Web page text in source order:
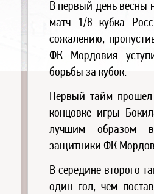
В первый день весны
матч 1/8 кубка
сожалению,
ФК Мордовия
борьбы за кубок.
Первый тайм
концовке игры
лучшим образом
защитники ФК
В середине второго
один гол, чем